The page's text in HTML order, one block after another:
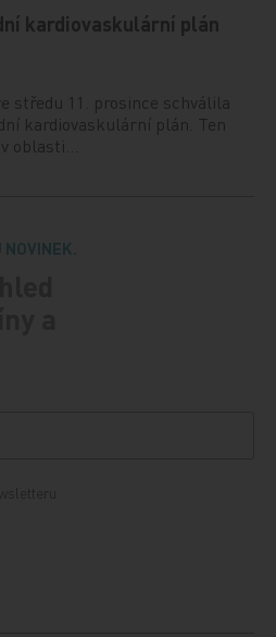
kardiovaskulární plán
středu 11. prosince schválila
kardiovaskulární plán. Ten
oblasti…